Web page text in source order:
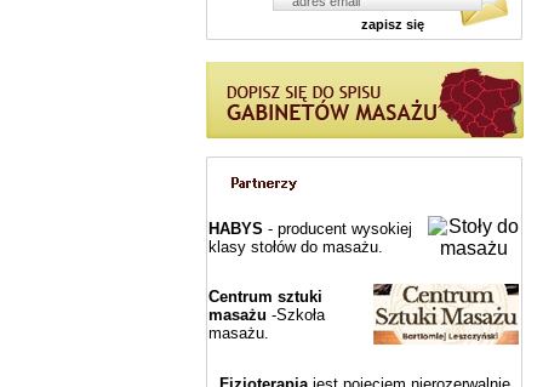
zapisz się
HABYS - producent wysokiej
klasy stołów do masażu.
Centrum sztuki
masażu -Szkoła
masażu.